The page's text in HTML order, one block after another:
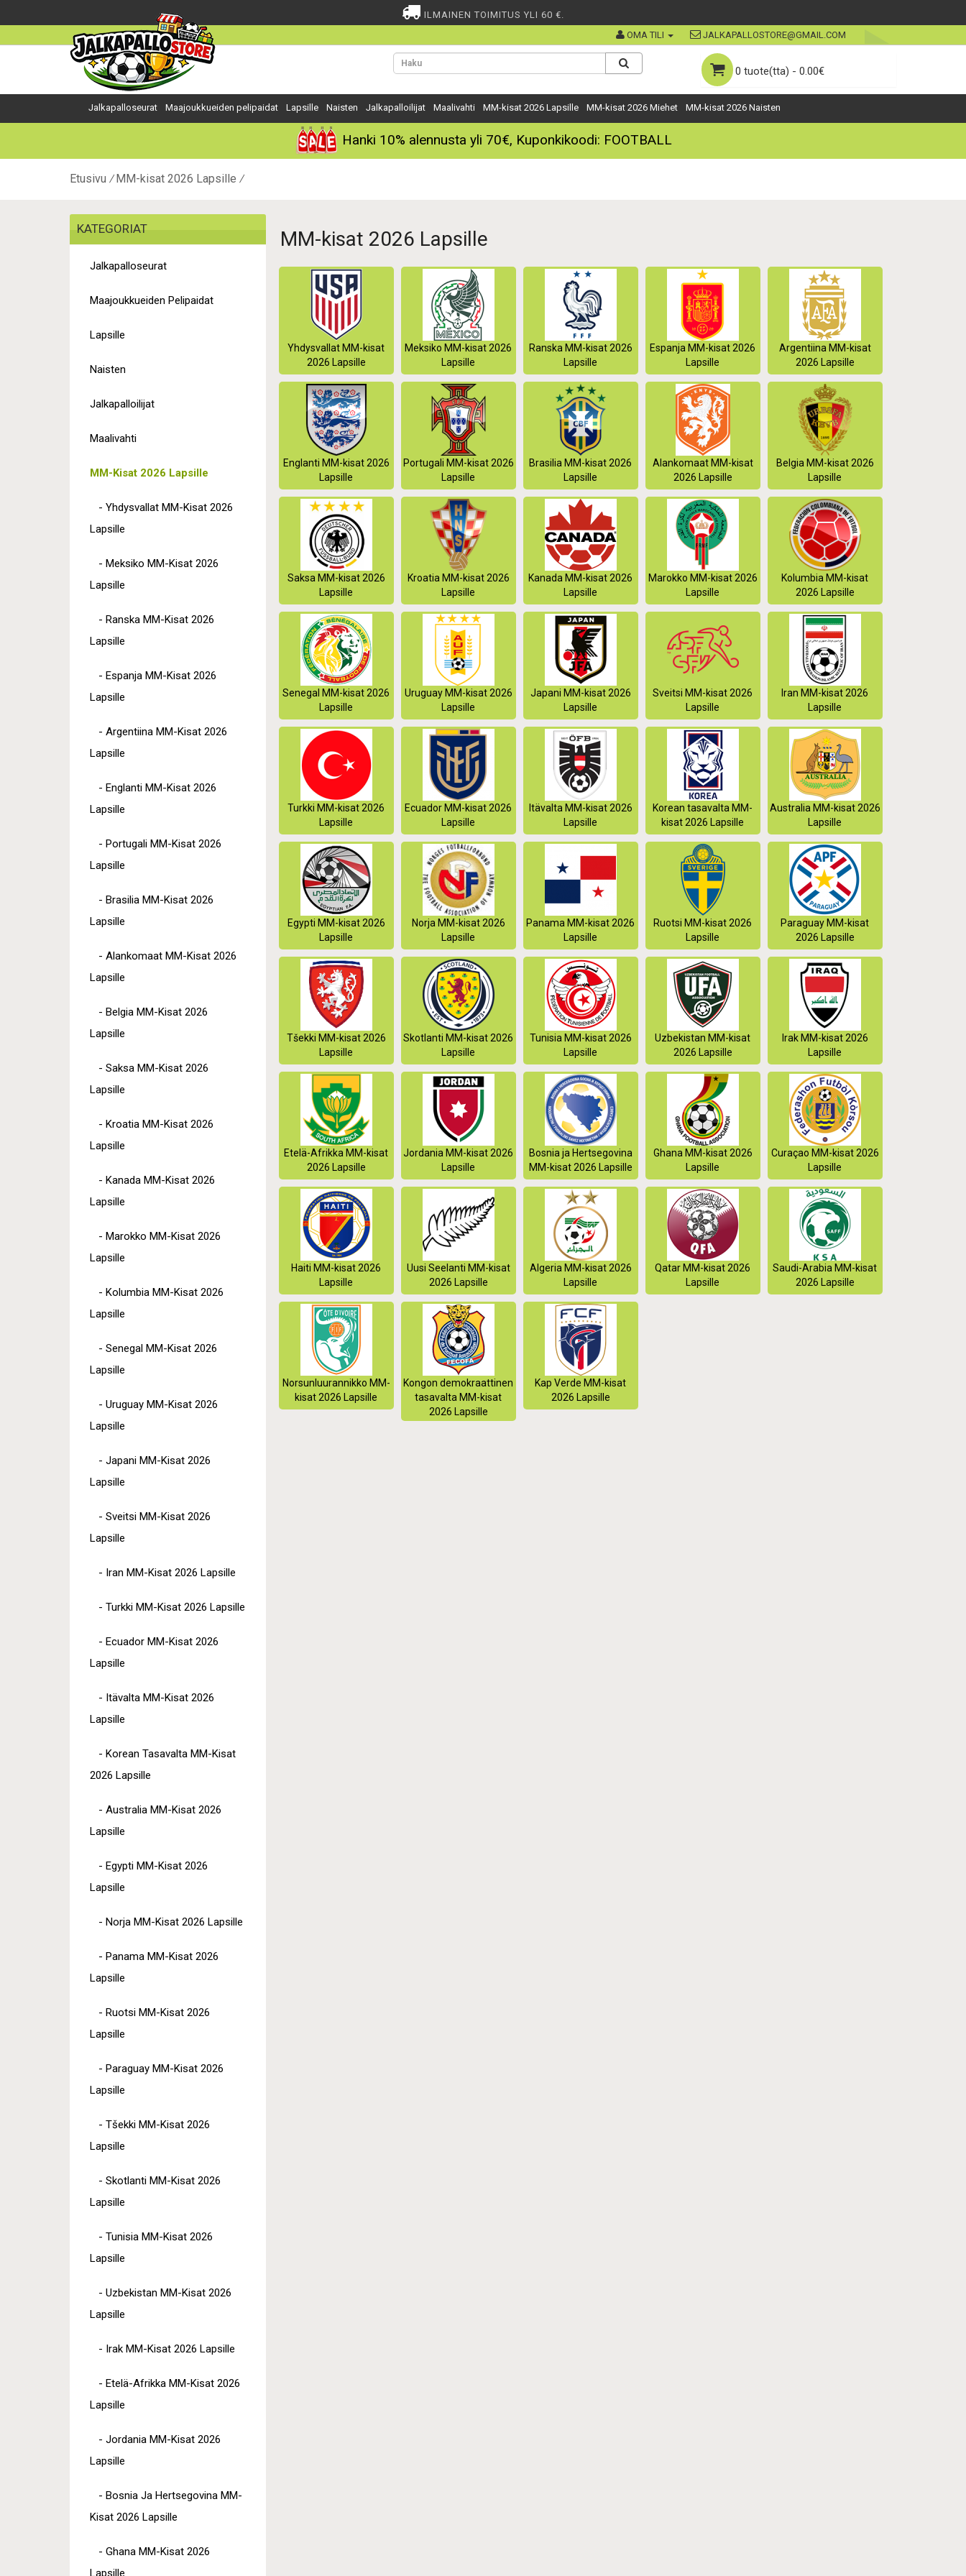
ILMAINEN TOIMITUS YLI 60 €.
OMA TILI
JALKAPALLOSTORE@GMAIL.COM
0 tuote(tta) - 0.00€
Jalkapalloseurat Maajoukkueiden pelipaidat Lapsille Naisten Jalkapalloilijat Maalivahti MM-kisat 2026 Lapsille MM-kisat 2026 Miehet MM-kisat 2026 Naisten
Hanki 10% alennusta yli 70€, Kuponkikoodi: FOOTBALL
Etusivu MM-kisat 2026 Lapsille
KATEGORIAT
Jalkapalloseurat
Maajoukkueiden Pelipaidat
Lapsille
Naisten
Jalkapalloilijat
Maalivahti
MM-Kisat 2026 Lapsille
- Yhdysvallat MM-Kisat 2026
Lapsille
- Meksiko MM-Kisat 2026
Lapsille
- Ranska MM-Kisat 2026
Lapsille
- Espanja MM-Kisat 2026
Lapsille
- Argentiina MM-Kisat 2026
Lapsille
- Englanti MM-Kisat 2026
Lapsille
- Portugali MM-Kisat 2026
Lapsille
- Brasilia MM-Kisat 2026
Lapsille
- Alankomaat MM-Kisat 2026
Lapsille
- Belgia MM-Kisat 2026
Lapsille
- Saksa MM-Kisat 2026
Lapsille
- Kroatia MM-Kisat 2026
Lapsille
- Kanada MM-Kisat 2026
Lapsille
- Marokko MM-Kisat 2026
Lapsille
- Kolumbia MM-Kisat 2026
Lapsille
- Senegal MM-Kisat 2026
Lapsille
- Uruguay MM-Kisat 2026
Lapsille
- Japani MM-Kisat 2026
Lapsille
- Sveitsi MM-Kisat 2026
Lapsille
- Iran MM-Kisat 2026 Lapsille
- Turkki MM-Kisat 2026 Lapsille
- Ecuador MM-Kisat 2026
Lapsille
- Itävalta MM-Kisat 2026
Lapsille
- Korean Tasavalta MM-Kisat
2026 Lapsille
- Australia MM-Kisat 2026
Lapsille
- Egypti MM-Kisat 2026
Lapsille
- Norja MM-Kisat 2026 Lapsille
- Panama MM-Kisat 2026
Lapsille
- Ruotsi MM-Kisat 2026
Lapsille
- Paraguay MM-Kisat 2026
Lapsille
- Tšekki MM-Kisat 2026
Lapsille
- Skotlanti MM-Kisat 2026
Lapsille
- Tunisia MM-Kisat 2026
Lapsille
- Uzbekistan MM-Kisat 2026
Lapsille
- Irak MM-Kisat 2026 Lapsille
- Etelä-Afrikka MM-Kisat 2026
Lapsille
- Jordania MM-Kisat 2026
Lapsille
- Bosnia Ja Hertsegovina MM-
Kisat 2026 Lapsille
- Ghana MM-Kisat 2026
Lapsille
MM-kisat 2026 Lapsille
Yhdysvallat MM-kisat
2026 Lapsille
Meksiko MM-kisat 2026
Lapsille
Ranska MM-kisat 2026
Lapsille
Espanja MM-kisat 2026
Lapsille
Argentiina MM-kisat
2026 Lapsille
Englanti MM-kisat 2026
Lapsille
Portugali MM-kisat 2026
Lapsille
Brasilia MM-kisat 2026
Lapsille
Alankomaat MM-kisat
2026 Lapsille
Belgia MM-kisat 2026
Lapsille
Saksa MM-kisat 2026
Lapsille
Kroatia MM-kisat 2026
Lapsille
Kanada MM-kisat 2026
Lapsille
Marokko MM-kisat 2026
Lapsille
Kolumbia MM-kisat
2026 Lapsille
Senegal MM-kisat 2026
Lapsille
Uruguay MM-kisat 2026
Lapsille
Japani MM-kisat 2026
Lapsille
Sveitsi MM-kisat 2026
Lapsille
Iran MM-kisat 2026
Lapsille
Turkki MM-kisat 2026
Lapsille
Ecuador MM-kisat 2026
Lapsille
Itävalta MM-kisat 2026
Lapsille
Korean tasavalta MM-
kisat 2026 Lapsille
Australia MM-kisat 2026
Lapsille
Egypti MM-kisat 2026
Lapsille
Norja MM-kisat 2026
Lapsille
Panama MM-kisat 2026
Lapsille
Ruotsi MM-kisat 2026
Lapsille
Paraguay MM-kisat
2026 Lapsille
Tšekki MM-kisat 2026
Lapsille
Skotlanti MM-kisat 2026
Lapsille
Tunisia MM-kisat 2026
Lapsille
Uzbekistan MM-kisat
2026 Lapsille
Irak MM-kisat 2026
Lapsille
Etelä-Afrikka MM-kisat
2026 Lapsille
Jordania MM-kisat 2026
Lapsille
Bosnia ja Hertsegovina
MM-kisat 2026 Lapsille
Ghana MM-kisat 2026
Lapsille
Curaçao MM-kisat 2026
Lapsille
Haiti MM-kisat 2026
Lapsille
Uusi Seelanti MM-kisat
2026 Lapsille
Algeria MM-kisat 2026
Lapsille
Qatar MM-kisat 2026
Lapsille
Saudi-Arabia MM-kisat
2026 Lapsille
Norsunluurannikko MM-
kisat 2026 Lapsille
Kongon demokraattinen
tasavalta MM-kisat
2026 Lapsille
Kap Verde MM-kisat
2026 Lapsille